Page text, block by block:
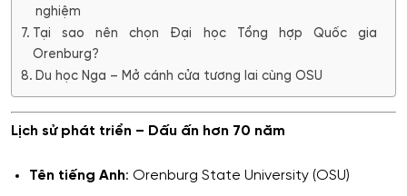
nghiệm
Tại sao nên chọn Đại học Tổng hợp Quốc gia
Orenburg?
Du học Nga – Mở cánh cửa tương lai cùng OSU
Lịch sử phát triển – Dấu ấn hơn 70 năm
Tên tiếng Anh: Orenburg State University (OSU)